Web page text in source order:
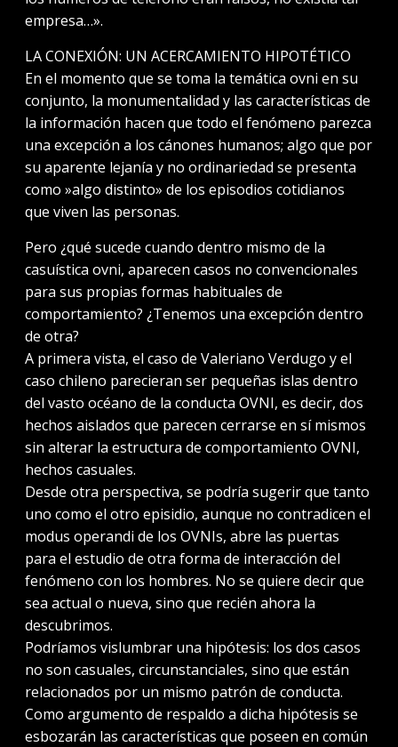
empresa…».
LA CONEXIÓN: UN ACERCAMIENTO HIPOTÉTICO
En el momento que se toma la temática ovni en su
conjunto, la monumentalidad y las características de
la información hacen que todo el fenómeno parezca
una excepción a los cánones humanos; algo que por
su aparente lejanía y no ordinariedad se presenta
como »algo distinto» de los episodios cotidianos
que viven las personas.
Pero ¿qué sucede cuando dentro mismo de la
casuística ovni, aparecen casos no convencionales
para sus propias formas habituales de
comportamiento? ¿Tenemos una excepción dentro
de otra?
A primera vista, el caso de Valeriano Verdugo y el
caso chileno parecieran ser pequeñas islas dentro
del vasto océano de la conducta OVNI, es decir, dos
hechos aislados que parecen cerrarse en sí mismos
sin alterar la estructura de comportamiento OVNI,
hechos casuales.
Desde otra perspectiva, se podría sugerir que tanto
uno como el otro episidio, aunque no contradicen el
modus operandi de los OVNIs, abre las puertas
para el estudio de otra forma de interacción del
fenómeno con los hombres. No se quiere decir que
sea actual o nueva, sino que recién ahora la
descubrimos.
Podríamos vislumbrar una hipótesis: los dos casos
no son casuales, circunstanciales, sino que están
relacionados por un mismo patrón de conducta.
Como argumento de respaldo a dicha hipótesis se
esbozarán las características que poseen en común